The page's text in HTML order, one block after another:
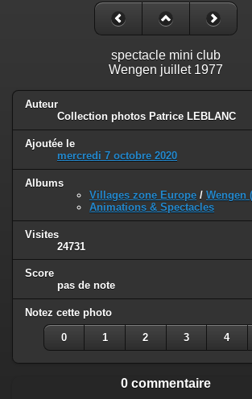
spectacle mini club
Wengen juillet 1977
Auteur
Collection photos Patrice LEBLANC
Ajoutée le
mercredi 7 octobre 2020
Albums
Villages zone Europe / Wengen
Animations & Spectacles
Visites
24731
Score
pas de note
Notez cette photo
0 1 2 3 4
0 commentaire